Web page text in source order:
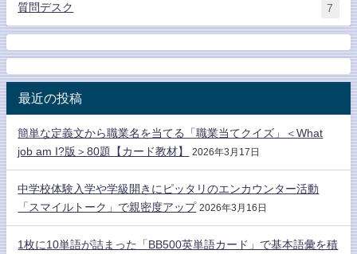
質問デスク 7
最近の投稿
簡単な定義文から職業名を当てる「職業当てクイズ」＜What
job am I?版＞80題【カード教材】
2026年3月17日
中学校体験入学や学級開きにピッタリのエンカウンター活動
「スマイルトーク」で親密度アップ 2026年3月16日
1枚に10単語が詰まった「BB500英単語カード」で基本語彙を積